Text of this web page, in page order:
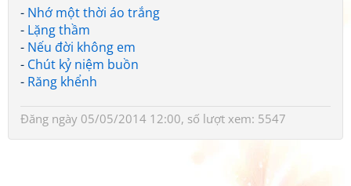
- Nhớ một thời áo trắng
- Lặng thầm
- Nếu đời không em
- Chút kỷ niệm buồn
- Răng khểnh
Đăng ngày 05/05/2014 12:00, số lượt xem: 5547